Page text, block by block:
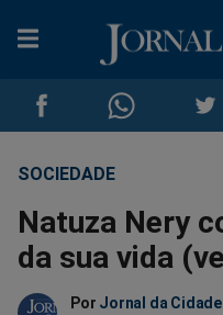
Compartilhar
no
Facebook
Compartilhar
no
Whatsapp
no
SOCIEDADE
Natuza Nery
da sua vida
Por Jornal da